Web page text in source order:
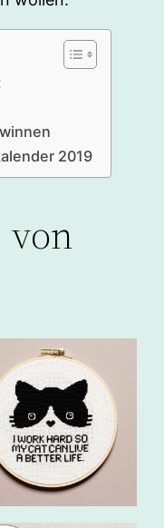
2019
von